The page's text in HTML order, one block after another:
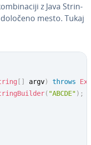
z Java Strin­
mesto. Tukaj
[ ] argv) throws
( "ABCDE") ;